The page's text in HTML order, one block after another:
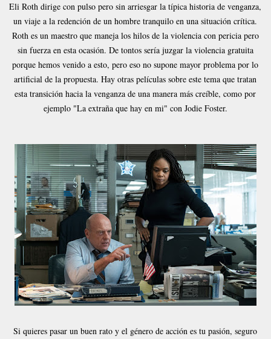
Eli Roth dirige con pulso pero sin arriesgar la típica historia de venganza,
un viaje a la redención de un hombre tranquilo en una situación crítica.
Roth es un maestro que maneja los hilos de la violencia con pericia pero
sin fuerza en esta ocasión. De tontos sería juzgar la violencia gratuita
porque hemos venido a esto, pero eso no supone mayor problema por lo
artificial de la propuesta. Hay otras películas sobre este tema que tratan
esta transición hacia la venganza de una manera más creíble, como por
ejemplo "La extraña que hay en mi" con Jodie Foster.
Si quieres pasar un buen rato y el género de acción es tu pasión, seguro